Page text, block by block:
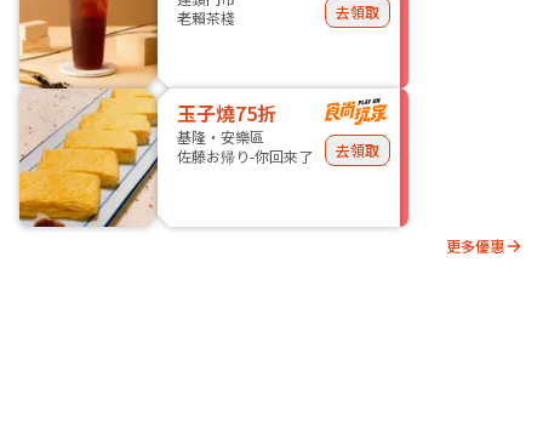
老賴茶棧
去領取
玉子燒75折
基隆・安樂區
佐藤お帰り-你回來了
去領取
更多優惠